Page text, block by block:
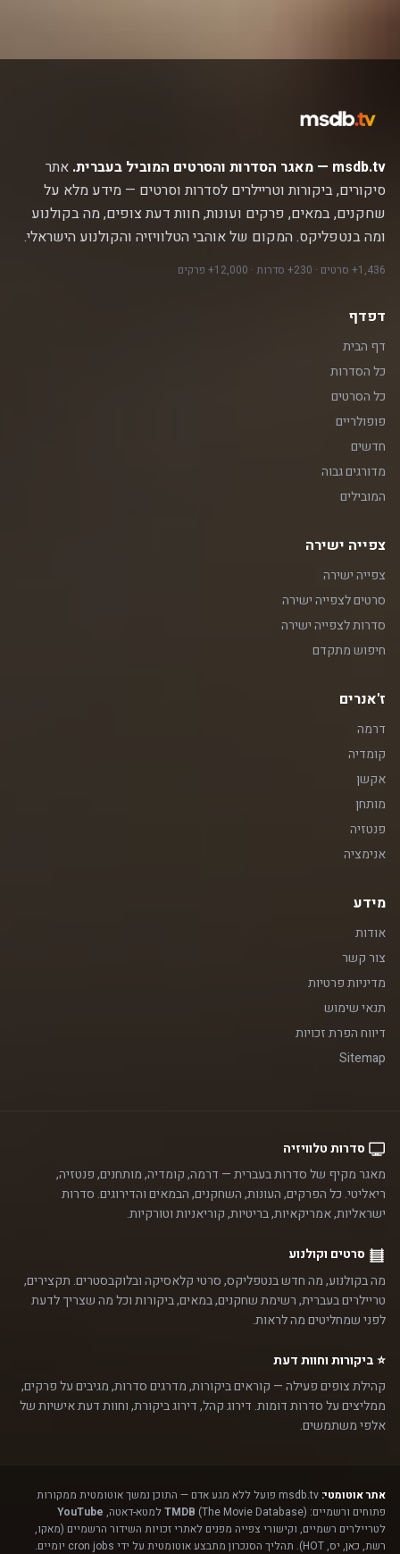
msdb.tv — מאגר הסדרות והסרטים המוביל בעברית.
אתר
סיקורים, ביקורות וטריילרים לסדרות וסרטים — מידע מלא על
שחקנים, במאים, פרקים ועונות, חוות דעת צופים, מה בקולנוע
ומה בנטפליקס. המקום של אוהבי הטלוויזיה והקולנוע הישראלי.
1,436+ סרטים · 230+ סדרות · 12,000+ פרקים
דפדף
דף הבית
כל הסדרות
כל הסרטים
פופולריים
חדשים
מדורגים גבוה
המובילים
צפייה ישירה
צפייה ישירה
סרטים לצפייה ישירה
סדרות לצפייה ישירה
חיפוש מתקדם
ז'אנרים
דרמה
קומדיה
אקשן
מותחן
פנטזיה
אנימציה
מידע
אודות
צור קשר
מדיניות פרטיות
תנאי שימוש
דיווח הפרת זכויות
Sitemap
סדרות טלוויזיה
מאגר מקיף של סדרות בעברית — דרמה, קומדיה, מותחנים, פנטזיה,
ריאליטי. כל הפרקים, העונות, השחקנים, הבמאים והדירוגים. סדרות
ישראליות, אמריקאיות, בריטיות, קוריאניות וטורקיות.
סרטים וקולנוע
מה בקולנוע, מה חדש בנטפליקס, סרטי קלאסיקה ובלוקבסטרים. תקצירים,
טריילרים בעברית, רשימת שחקנים, במאים, ביקורות וכל מה שצריך לדעת
לפני שמחליטים מה לראות.
⭐ ביקורות וחוות דעת
קהילת צופים פעילה — קוראים ביקורות, מדרגים סדרות, מגיבים על פרקים,
ממליצים על סדרות דומות. דירוג קהל, דירוג ביקורת, וחוות דעת אישיות של
אלפי משתמשים.
אתר אוטומטי:
msdb.tv פועל ללא מגע אדם — התוכן נמשך אוטומטית ממקורות
פתוחים ורשמיים:
TMDB (The Movie Database) למטא-דאטה,
YouTube
לטריילרים רשמיים, וקישורי צפייה מפנים לאתרי זכויות השידור הרשמיים (מאקו,
רשת, כאן, יס, HOT). תהליך הסנכרון מתבצע אוטומטית על ידי cron jobs יומיים.